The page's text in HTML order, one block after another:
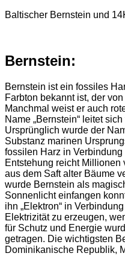
Baltischer Bernstein und
Bernstein:
Bernstein ist ein fossiles
Farbton bekannt ist, der
Manchmal weist er auch
Name „Bernstein“ leitet
Ursprünglich wurde der
Substanz marinen
fossilen Harz in
Entstehung reicht Millionen
aus dem Saft alter Bäume
wurde Bernstein als
Sonnenlicht einfangen
ihn „Elektron“ in
Elektrizität zu erzeugen,
für Schutz und Energie
getragen. Die wichtigsten
Dominikanische Republik,